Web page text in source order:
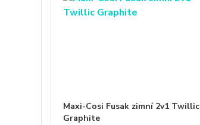
Maxi-Cosi Fusak zimní 2v1 Twillic
Graphite